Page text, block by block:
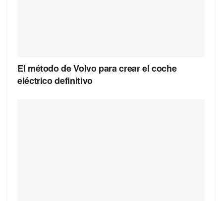
El método de Volvo para crear el coche
eléctrico definitivo